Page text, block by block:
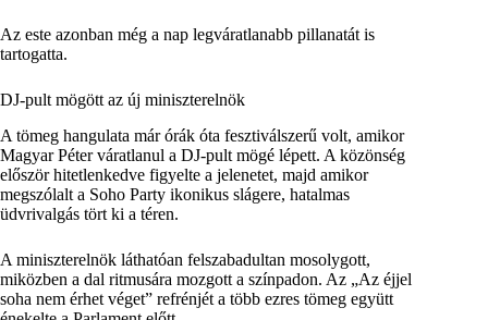
Az este azonban még a nap legváratlanabb pillanatát is
tartogatta.
DJ-pult mögött az új miniszterelnök
A tömeg hangulata már órák óta fesztiválszerű volt, amikor
Magyar Péter váratlanul a DJ-pult mögé lépett. A közönség
először hitetlenkedve figyelte a jelenetet, majd amikor
megszólalt a Soho Party ikonikus slágere, hatalmas
üdvrivalgás tört ki a téren.
A miniszterelnök láthatóan felszabadultan mosolygott,
miközben a dal ritmusára mozgott a színpadon. Az „Az éjjel
soha nem érhet véget” refrénjét a több ezres tömeg együtt